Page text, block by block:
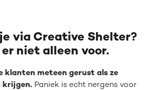
via Creative Shelter?
niet alleen voor.
klanten meteen gerust als ze
krijgen. Paniek is echt nergens voor